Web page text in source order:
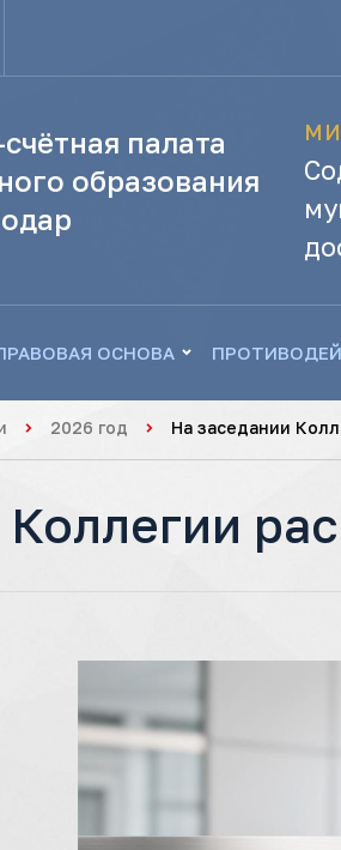
палата
образования
ОСНОВА
2026 год На заседании